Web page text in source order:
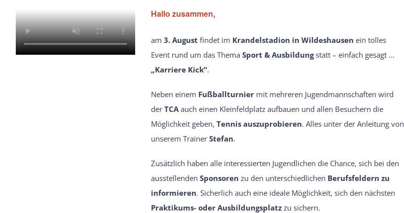
Hallo zusammen,
am 3. August findet im Krandelstadion in Wildeshausen ein tolles
Event rund um das Thema Sport & Ausbildungstatt – einfach gesagt …
„Karriere Kick“.
Neben einem Fußballturniermit mehreren Jugendmannschaften wird
der TCAauch einen Kleinfeldplatz aufbauen und allen Besuchern die
Möglichkeit geben, Tennis auszuprobieren. Alles unter der Anleitung von
unserem Trainer Stefan.
Zusätzlich haben alle interessierten Jugendlichen die Chance, sich bei den
ausstellenden Sponsoren zu den unterschiedlichen Berufsfeldern zu
informieren. Sicherlich auch eine ideale Möglichkeit, sich den nächsten
Praktikums- oder Ausbildungsplatzzu sichern.